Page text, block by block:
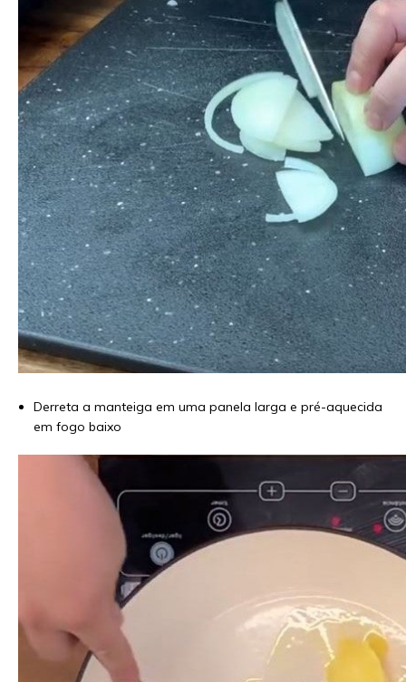
Derreta a manteiga em uma panela larga e pré-aquecida
em fogo baixo